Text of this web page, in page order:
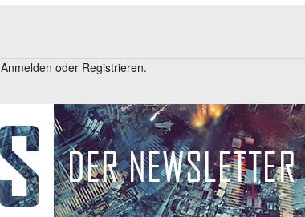
Anmelden oder Registrieren.